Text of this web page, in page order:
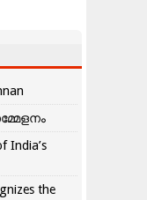
India’s
the